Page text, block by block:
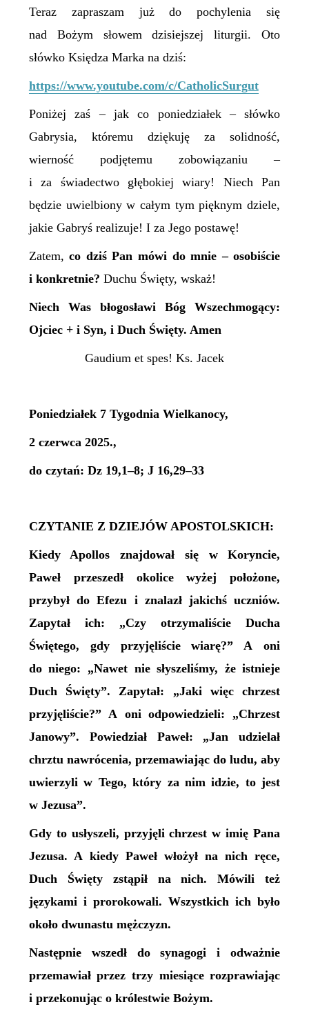
Teraz zapraszam już do pochylenia się
nad Bożym słowem dzisiejszej liturgii. Oto
słówko Księdza Marka na dziś:
https://www.youtube.com/c/CatholicSurgut
Poniżejzaś– jak co poniedziałek – słówko
Gabrysia, któremu dziękuję za solidność,
wierność podjętemu zobowiązaniu –
i za świadectwo głębokiej wiary! Niech Pan
będzie uwielbiony w całym tym pięknym dziele,
jakie Gabryś realizuje! I za Jego postawę!
Zatem,co dziś Pan mówi do mnie – osobiście
i konkretnie? Duchu Święty, wskaż!
Niech Was błogosławi Bóg Wszechmogący:
Ojciec + i Syn, i Duch Święty. Amen
Gaudium et spes! Ks. Jacek
Poniedziałek 7 Tygodnia Wielkanocy,
2 czerwca 2025.,
do czytań: Dz 19,1–8; J 16,29–33
CZYTANIE Z DZIEJÓW APOSTOLSKICH:
Kiedy Apollos znajdował się w Koryncie,
Paweł przeszedł okolice wyżej położone,
przybył do Efezu i znalazł jakichś uczniów.
Zapytał ich: „Czy otrzymaliście Ducha
Świętego, gdy przyjęliście wiarę?” A oni
do niego: „Nawet nie słyszeliśmy, że istnieje
Duch Święty”. Zapytał: „Jaki więc chrzest
przyjęliście?” A oni odpowiedzieli: „Chrzest
Janowy”. Powiedział Paweł: „Jan udzielał
chrztu nawrócenia, przemawiając do ludu, aby
uwierzyli w Tego, który za nim idzie, to jest
w Jezusa”.
Gdy to usłyszeli, przyjęli chrzest w imię Pana
Jezusa. A kiedy Paweł włożył na nich ręce,
Duch Święty zstąpił na nich. Mówili też
językami i prorokowali. Wszystkich ich było
około dwunastu mężczyzn.
Następnie wszedł do synagogi i odważnie
przemawiał przez trzy miesiące rozprawiając
i przekonując o królestwie Bożym.